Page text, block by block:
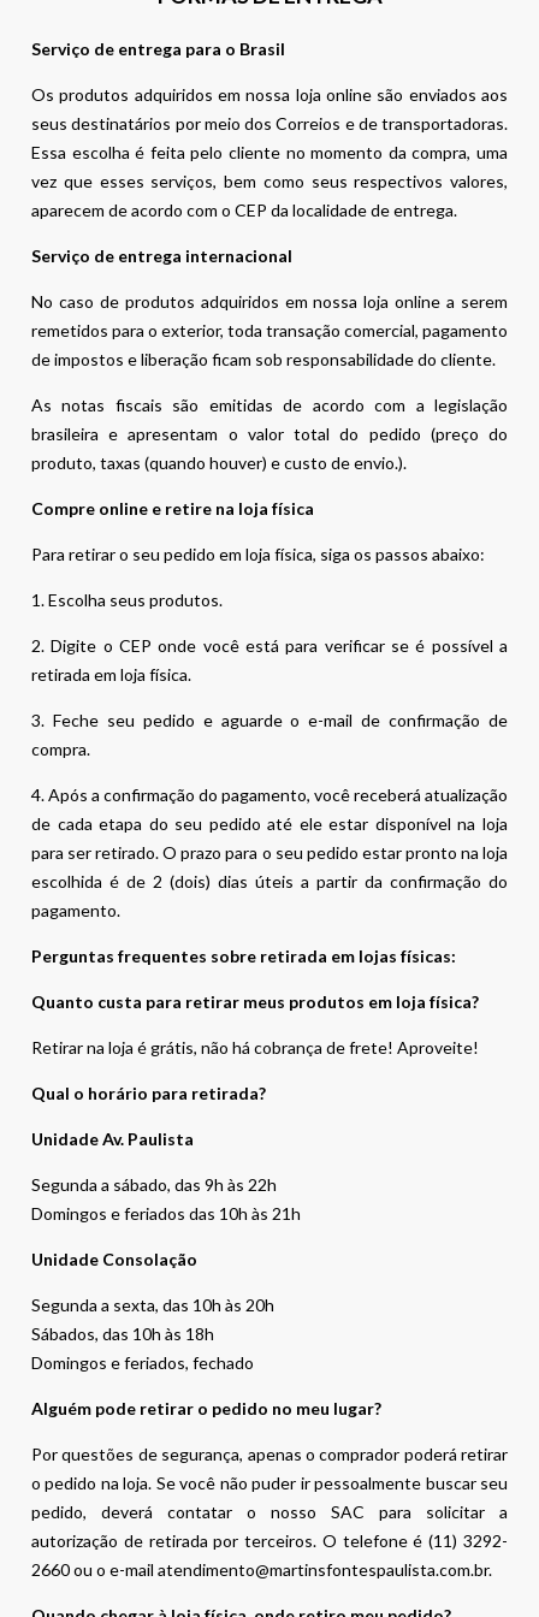
Serviço de entrega para o Brasil
Os produtos adquiridos em nossa loja online são enviados aos
seus destinatários por meio dos Correios e de transportadoras.
Essa escolha é feita pelo cliente no momento da compra, uma
vez que esses serviços, bem como seus respectivos valores,
aparecem de acordo com o CEP da localidade de entrega.
Serviço de entrega internacional
No caso de produtos adquiridos em nossa loja online a serem
remetidos para o exterior, toda transação comercial, pagamento
de impostos e liberação ficam sob responsabilidade do cliente.
As notas fiscais são emitidas de acordo com a legislação
brasileira e apresentam o valor total do pedido (preço do
produto, taxas (quando houver) e custo de envio.).
Compre online e retire na loja física
Para retirar o seu pedido em loja física, siga os passos abaixo:
1. Escolha seus produtos.
2. Digite o CEP onde você está para verificar se é possível a
retirada em loja física.
3. Feche seu pedido e aguarde o e-mail de confirmação de
compra.
4. Após a confirmação do pagamento, você receberá atualização
de cada etapa do seu pedido até ele estar disponível na loja
para ser retirado. O prazo para o seu pedido estar pronto na loja
escolhida é de 2 (dois) dias úteis a partir da confirmação do
pagamento.
Perguntas frequentes sobre retirada em lojas físicas:
Quanto custa para retirar meus produtos em loja física?
Retirar na loja é grátis, não há cobrança de frete! Aproveite!
Qual o horário para retirada?
Unidade Av. Paulista
Segunda a sábado, das 9h às 22h
Domingos e feriados das 10h às 21h
Unidade Consolação
Segunda a sexta, das 10h às 20h
Sábados, das 10h às 18h
Domingos e feriados, fechado
Alguém pode retirar o pedido no meu lugar?
Por questões de segurança, apenas o comprador poderá retirar
o pedido na loja. Se você não puder ir pessoalmente buscar seu
pedido, deverá contatar o nosso SAC para solicitar a
autorização de retirada por terceiros. O telefone é (11) 3292-
2660 ou o e-mail atendimento@martinsfontespaulista.com.br.